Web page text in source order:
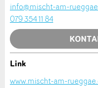
* Eingabe erforderlich
info@mischt-am-
079 354 11 84
Kontakt
Link
www.mischt-am-